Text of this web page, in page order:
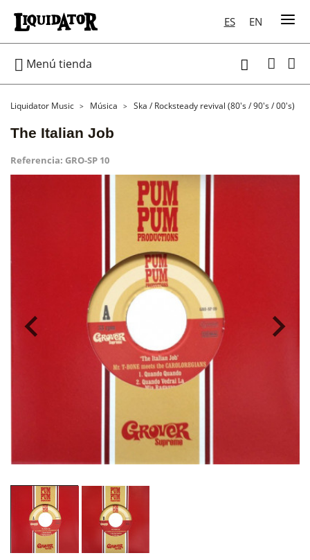
ES EN
 Menú tienda 
Liquidator Music Música Ska / Rocksteady revival (80's / 90's / 00's)
The Italian Job
Referencia: GRO-SP 10